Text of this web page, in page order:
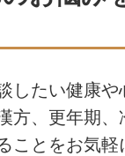
したい健康や
方、更年期
ことをお気軽